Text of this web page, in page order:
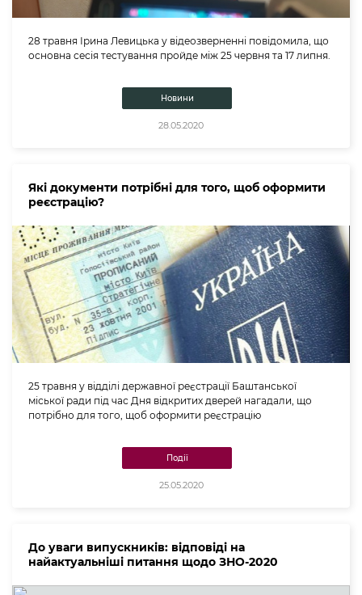
28 травня Ірина Левицька у відеозверненні повідомила, що
основна сесія тестування пройде між 25 червня та 17 липня.
Новини
28.05.2020
Які документи потрібні для того, щоб оформити
реєстрацію?
25 травня у відділі державної реєстрації Баштанської
міської ради під час Дня відкритих дверей нагадали, що
потрібно для того, щоб оформити реєстрацію
Події
25.05.2020
До уваги випускників: відповіді на
найактуальніші питання щодо ЗНО-2020